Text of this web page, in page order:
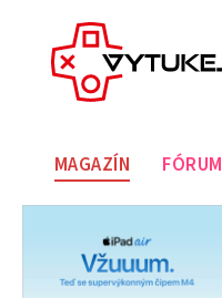
MAGAZÍN FÓRUM